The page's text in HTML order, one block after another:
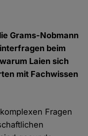
Grams-Nobmann
beim
Laien sich
mit Fachwissen
Fragen